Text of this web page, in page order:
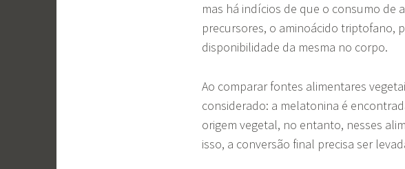
mas há indícios de que o consumo de
precursores, o aminoácido triptofano,
disponibilidade da mesma no corpo.
Ao comparar fontes alimentares
considerado: a melatonina é
origem vegetal, no entanto, nesses
isso, a conversão final precisa ser